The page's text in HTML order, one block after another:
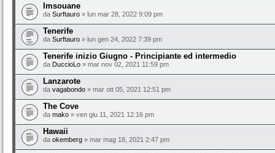
Imsouane
da Surftauro » lun mar 28, 2022 9:09 pm
Tenerife
da Surftauro » lun gen 24, 2022 7:39 pm
Tenerife inizio Giugno - Principiante ed intermedio
da DuccioLo » mar nov 02, 2021 11:59 pm
Lanzarote
da vagabondo » mar ott 05, 2021 12:51 pm
The Cove
da mako » ven giu 11, 2021 12:16 pm
Hawaii
da okemberg » mar mag 18, 2021 2:47 pm